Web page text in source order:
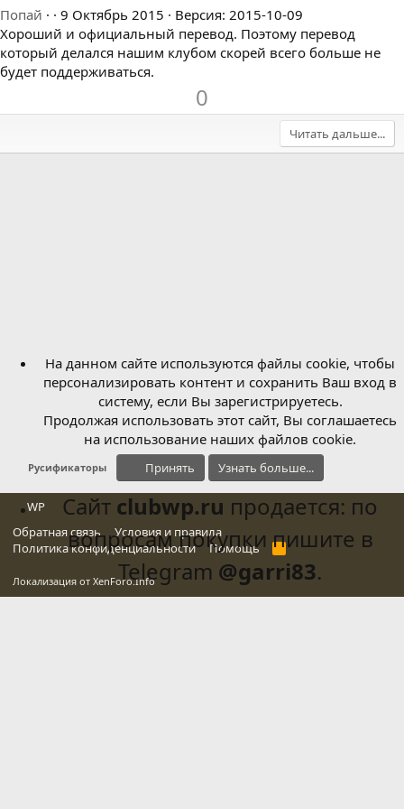
Попай
5
.
0
0
9 Октябрь 2015
Версия: 2015-10-09
Хороший и официальный перевод. Поэтому перевод
который делался нашим клубом скорей всего больше не
будет поддерживаться.
U
p
o
0
o
n
Читать дальше...
Русификаторы
WP
Обратная связь
Условия и правила
Политика конфиденциальности
Помощь
R
S
Локализация от XenForo.Info
На данном сайте используются файлы cookie, чтобы
персонализировать контент и сохранить Ваш вход в
систему, если Вы зарегистрируетесь.
Продолжая использовать этот сайт, Вы соглашаетесь
на использование наших файлов cookie.
Принять Узнать больше...
Сайт clubwp.ru продается: по
вопросам покупки пишите в
Telegram @garri83.